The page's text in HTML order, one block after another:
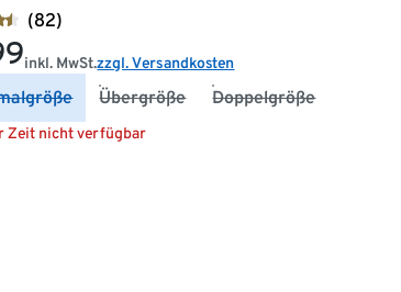
(82)
inkl. MwSt.zzgl. Versandkosten
Übergröße Doppelgröße
Zeit nicht verfügbar